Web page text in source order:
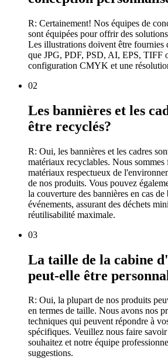
R: Certainement! Nos équipes de
sont équipées pour offrir des
Les illustrations doivent être fournies
que JPG, PDF, PSD, AI, EPS, TIFF
configuration CMYK et une
02
Les bannières et les
être recyclés?
R: Oui, les bannières et les cadres
matériaux recyclables. Nous
matériaux respectueux de
de nos produits. Vous pouvez
la couverture des bannières en cas
événements, assurant des déchets
réutilisabilité maximale.
03
La taille de la cabine
peut-elle être
R: Oui, la plupart de nos produits
en termes de taille. Nous avons nos
techniques qui peuvent répondre à
spécifiques. Veuillez nous faire
souhaitez et notre équipe
suggestions.